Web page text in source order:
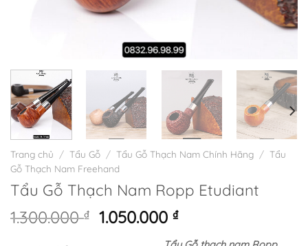
Trang chủ / Tẩu Gỗ / Tẩu Gỗ Thạch Nam Chính Hãng / Tẩu
Gỗ Thạch Nam Freehand
Tẩu Gỗ Thạch Nam Ropp Etudiant
1.300.000₫
Giá
1.050.000₫Giá